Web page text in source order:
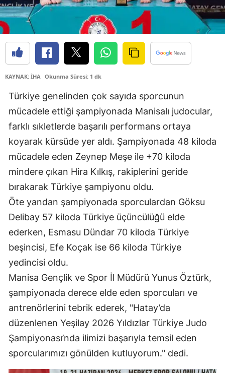
KAYNAK: İHA Okunma Süresi: 1 dk
Türkiye genelinden çok sayıda sporcunun
mücadele ettiği şampiyonada Manisalı judocular,
farklı sıkletlerde başarılı performans ortaya
koyarak kürsüde yer aldı. Şampiyonada 48 kiloda
mücadele eden Zeynep Meşe ile +70 kiloda
mindere çıkan Hira Kılkış, rakiplerini geride
bırakarak Türkiye şampiyonu oldu.
Öte yandan şampiyonada sporculardan Göksu
Delibay 57 kiloda Türkiye üçüncülüğü elde
ederken, Esmasu Dündar 70 kiloda Türkiye
beşincisi, Efe Koçak ise 66 kiloda Türkiye
yedincisi oldu.
Manisa Gençlik ve Spor İl Müdürü Yunus Öztürk,
şampiyonada derece elde eden sporcuları ve
antrenörlerini tebrik ederek, "Hatay’da
düzenlenen Yeşilay 2026 Yıldızlar Türkiye Judo
Şampiyonası’nda ilimizi başarıyla temsil eden
sporcularımızı gönülden kutluyorum." dedi.